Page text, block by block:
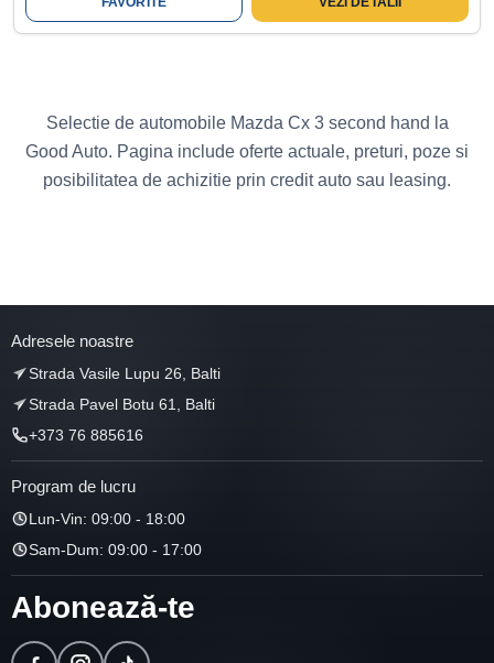
Selectie de automobile Mazda Cx 3 second hand la
Good Auto. Pagina include oferte actuale, preturi, poze si
posibilitatea de achizitie prin credit auto sau leasing.
Adresele noastre
Strada Vasile Lupu 26, Balti
Strada Pavel Botu 61, Balti
+373 76 885616
Program de lucru
Lun-Vin: 09:00 - 18:00
Sam-Dum: 09:00 - 17:00
Abonează-te